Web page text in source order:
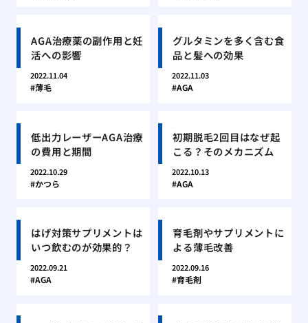
AGA治療薬の副作用と妊
活への影響
2022.11.04
薄毛
グルタミンを多く含む食
品と髪への効果
2022.11.03
AGA
低出力レーザーAGA治療
の費用と期間
2022.10.29
かつら
初期脱毛2回目はなぜ起
こる？そのメカニズム
2022.10.13
AGA
はげ対策サプリメントは
いつ飲むのが効果的？
2022.09.21
AGA
育毛剤やサプリメントに
よる薄毛改善
2022.09.16
育毛剤